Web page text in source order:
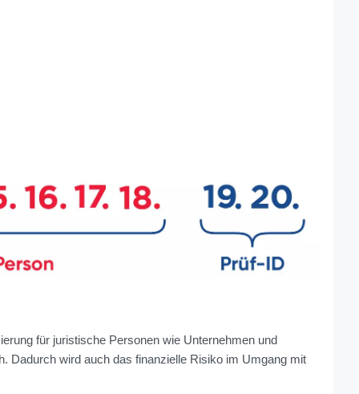
für juristische Personen wie Unternehmen und
Dadurch wird auch das finanzielle Risiko im Umgang mit